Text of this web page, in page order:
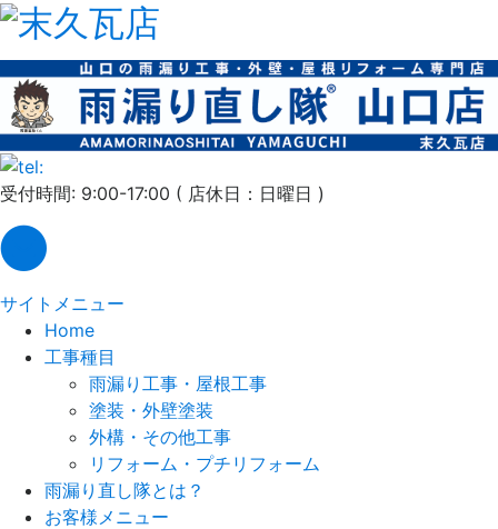
受付時間: 9:00-17:00 ( 店休日：日曜日 )
サイトメニュー
Home
工事種目
雨漏り工事・屋根工事
塗装・外壁塗装
外構・その他工事
リフォーム・プチリフォーム
雨漏り直し隊とは？
お客様メニュー